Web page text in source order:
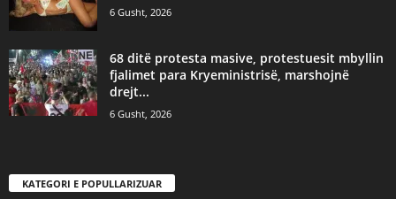
6 Gusht, 2026
68 ditë protesta masive, protestuesit mbyllin
fjalimet para Kryeministrisë, marshojnë
drejt...
6 Gusht, 2026
KATEGORI E POPULLARIZUAR